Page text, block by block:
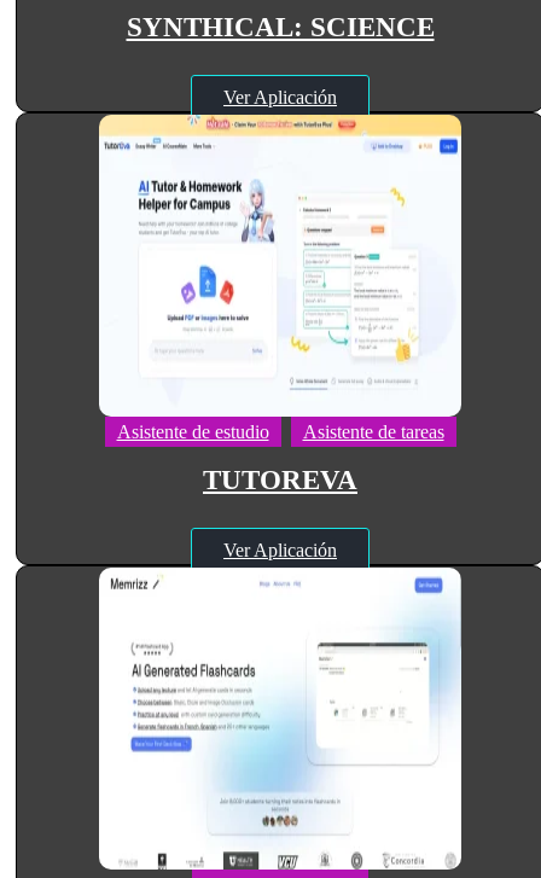
SYNTHICAL: SCIENCE
Ver Aplicación
Asistente de estudio Asistente de tareas
TUTOREVA
Ver Aplicación